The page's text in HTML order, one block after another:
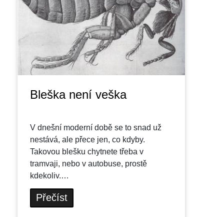
Bleška není veška
V dnešní moderní době se to snad už
nestává, ale přece jen, co kdyby.
Takovou blešku chytnete třeba v
tramvaji, nebo v autobuse, prostě
kdekoliv.…
Přečíst